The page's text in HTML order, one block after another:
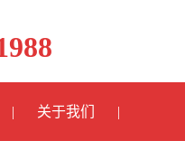
关于我们